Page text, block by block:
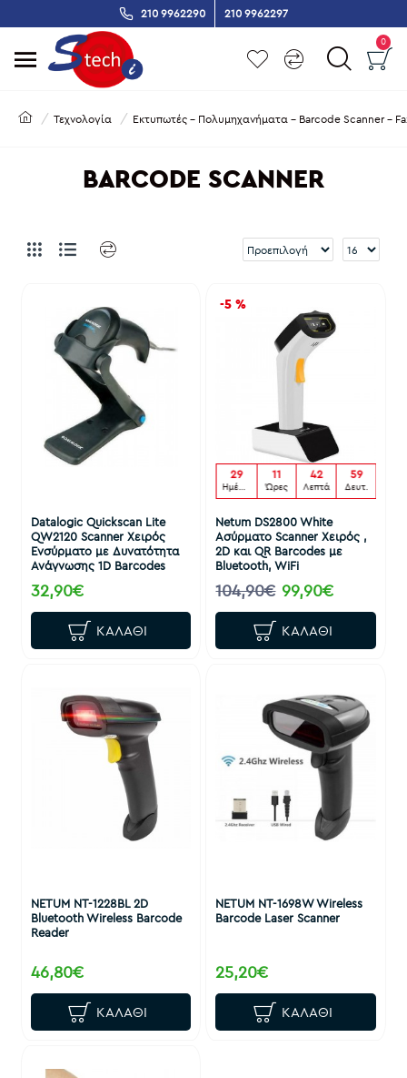
210 9962290 210 9962297
0
Τεχνολογία Εκτυπωτές - Πολυμηχανήματα - Barcode Scanner -
BARCODE SCANNER
Datalogic Quickscan Lite
QW2120 Scanner Χειρός
Ενσύρματο με Δυνατότητα
Ανάγνωσης 1D Barcodes
32,90€
ΚΑΛΆΘΙ
-5 %
29
Ημέρες
11
Ώρες
42
Λεπτά
58
Δευτ.
Netum DS2800 White
Ασύρματο Scanner Χειρός ,
2D και QR Barcodes με
Bluetooth, WiFi
99,90€
104,90€
ΚΑΛΆΘΙ
NETUM NT-1228BL 2D
Bluetooth Wireless Barcode
Reader
46,80€
ΚΑΛΆΘΙ
NETUM NT-1698W Wireless
Barcode Laser Scanner
25,20€
ΚΑΛΆΘΙ